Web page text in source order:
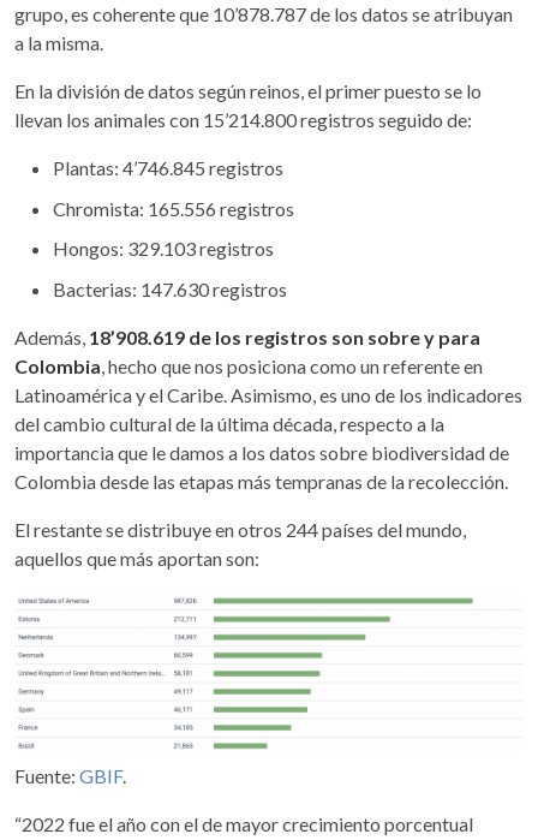
grupo, es coherente que 10’878.787 de los datos se atribuyan
a la misma.
En la división de datos según reinos, el primer puesto se lo
llevan los animales con 15’214.800 registros seguido de:
Plantas: 4’746.845 registros
Chromista: 165.556 registros
Hongos: 329.103 registros
Bacterias: 147.630 registros
Además, 18’908.619 de los registros son sobre y para
Colombia , hecho que nos posiciona como un referente en
Latinoamérica y el Caribe. Asimismo, es uno de los indicadores
del cambio cultural de la última década, respecto a la
importancia que le damos a los datos sobre biodiversidad de
Colombia desde las etapas más tempranas de la recolección.
El restante se distribuye en otros 244 países del mundo,
aquellos que más aportan son:
Fuente: GBIF.
“2022 fue el año con el de mayor crecimiento porcentual